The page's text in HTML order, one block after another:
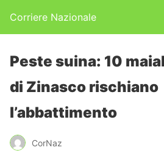
Corriere Nazionale
Peste suina: 10
di Zinasco rischiano
l’abbattimento
CorNaz